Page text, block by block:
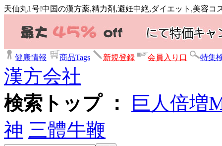
天仙丸1号!中国の漢方薬,精力剤,避妊中絶,ダイエット,美容コ
健康情報 商品Tags 新規登録 会員入り口 特集
漢方会社
検索トップ ：
巨人倍増
神 三體牛鞭